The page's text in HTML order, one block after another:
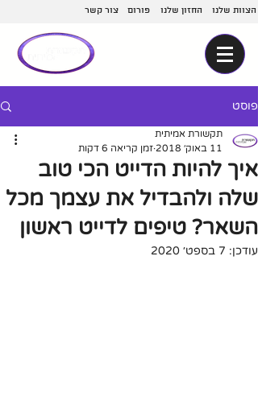
צור קשר פורום החזון שלנו הצוות שלנו
פוסט
איך להיות הדייט הכי טוב
שלה ולהבדיל את עצמך מכל
השאר? טיפים לדייט ראשון
תקשורת אמיתית
11 באוק׳ 2018
זמן קריאה 6 דקות
עודכן: 7 בספט׳ 2020